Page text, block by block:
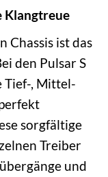
Klangtreue
Chassis ist das
den Pulsar S
Tief-, Mittel-
sorgfältige
Treiber
und